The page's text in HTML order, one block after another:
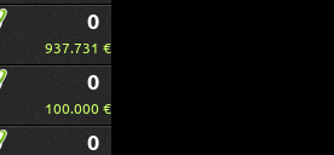
0
937.731 €
0
100.000 €
0